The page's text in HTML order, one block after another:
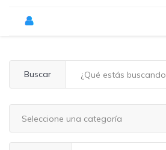
Buscar
Seleccione una categoría